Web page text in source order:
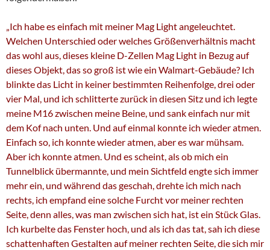
„Ich habe es einfach mit meiner Mag Light angeleuchtet.
Welchen Unterschied oder welches Größenverhältnis macht
das wohl aus, dieses kleine D-Zellen Mag Light in Bezug auf
dieses Objekt, das so groß ist wie ein Walmart-Gebäude? Ich
blinkte das Licht in keiner bestimmten Reihenfolge, drei oder
vier Mal, und ich schlitterte zurück in diesen Sitz und ich legte
meine M16 zwischen meine Beine, und sank einfach nur mit
dem Kof nach unten. Und auf einmal konnte ich wieder atmen.
Einfach so, ich konnte wieder atmen, aber es war mühsam.
Aber ich konnte atmen. Und es scheint, als ob mich ein
Tunnelblick übermannte, und mein Sichtfeld engte sich immer
mehr ein, und während das geschah, drehte ich mich nach
rechts, ich empfand eine solche Furcht vor meiner rechten
Seite, denn alles, was man zwischen sich hat, ist ein Stück Glas.
Ich kurbelte das Fenster hoch, und als ich das tat, sah ich diese
schattenhaften Gestalten auf meiner rechten Seite, die sich mir